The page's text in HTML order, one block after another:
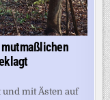
und mit Ästen auf